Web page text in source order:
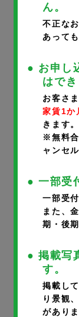
携帯番号 ※
メールアド
※ご入力いただ
※携帯のアドレ
ください。
ん。
不正な
あって
● お申し
はでき
お客さ
家賃1か
きます。
※無料合
ャンセ
● 一部受
一部受
また、
期・後
● 掲載写
す。
掲載し
り景観
がありま